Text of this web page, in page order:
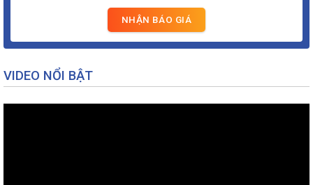
VIDEO NỔI BẬT